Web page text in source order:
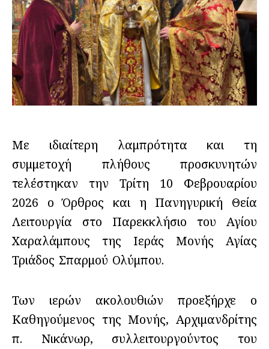
Με ιδιαίτερη λαμπρότητα και τη
συμμετοχή πλήθους προσκυνητών
τελέστηκαν την Τρίτη 10 Φεβρουαρίου
2026 ο Όρθρος και η Πανηγυρική Θεία
Λειτουργία στο Παρεκκλήσιο του Αγίου
Χαραλάμπους της Ιεράς Μονής Αγίας
Τριάδος Σπαρμού Ολύμπου.
Των ιερών ακολουθιών προεξήρχε ο
Καθηγούμενος της Μονής, Αρχιμανδρίτης
π. Νικάνωρ, συλλειτουργούντος του